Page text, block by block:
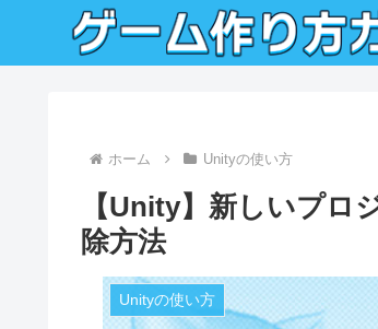
ホーム Unityの使い方
【Unity】新しいプロ
除方法
Unityの使い方